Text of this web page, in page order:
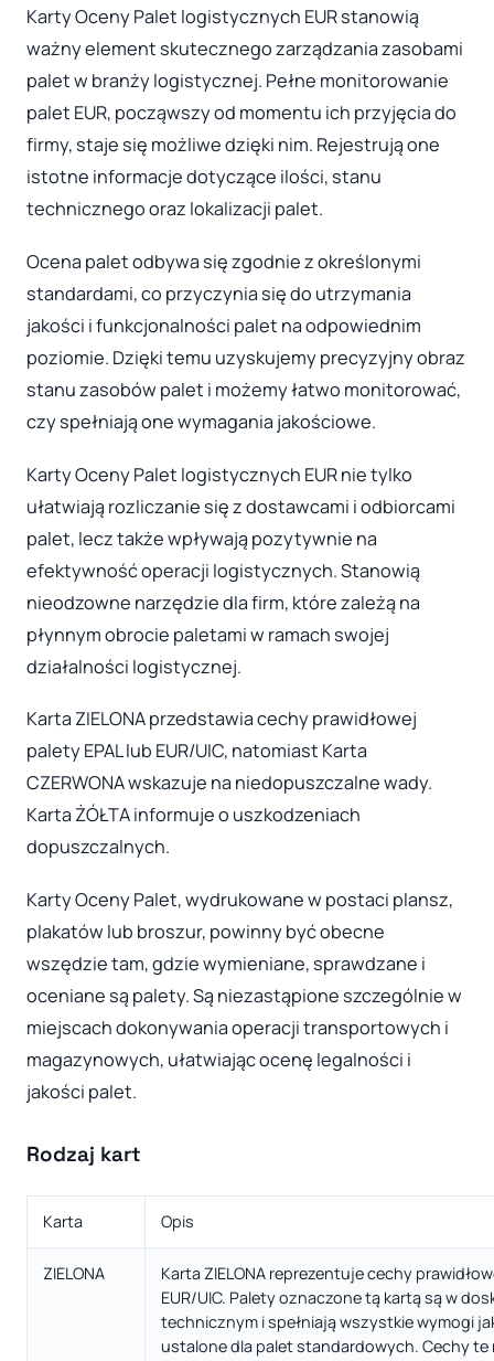
Karty Oceny Palet logistycznych EUR stanowią
ważny element skutecznego zarządzania zasobami
palet w branży logistycznej. Pełne monitorowanie
palet EUR, począwszy od momentu ich przyjęcia do
firmy, staje się możliwe dzięki nim. Rejestrują one
istotne informacje dotyczące ilości, stanu
technicznego oraz lokalizacji palet.
Ocena palet odbywa się zgodnie z określonymi
standardami, co przyczynia się do utrzymania
jakości i funkcjonalności palet na odpowiednim
poziomie. Dzięki temu uzyskujemy precyzyjny obraz
stanu zasobów palet i możemy łatwo monitorować,
czy spełniają one wymagania jakościowe.
Karty Oceny Palet logistycznych EUR nie tylko
ułatwiają rozliczanie się z dostawcami i odbiorcami
palet, lecz także wpływają pozytywnie na
efektywność operacji logistycznych. Stanowią
nieodzowne narzędzie dla firm, które zależą na
płynnym obrocie paletami w ramach swojej
działalności logistycznej.
Karta ZIELONA przedstawia cechy prawidłowej
palety EPAL lub EUR/UIC, natomiast Karta
CZERWONA wskazuje na niedopuszczalne wady.
Karta ŻÓŁTA informuje o uszkodzeniach
dopuszczalnych.
Karty Oceny Palet, wydrukowane w postaci plansz,
plakatów lub broszur, powinny być obecne
wszędzie tam, gdzie wymieniane, sprawdzane i
oceniane są palety. Są niezastąpione szczególnie w
miejscach dokonywania operacji transportowych i
magazynowych, ułatwiając ocenę legalności i
jakości palet.
Rodzaj kart
Karta Opis
ZIELONA
Karta ZIELONA reprezentuje cechy
EUR/UIC. Palety oznaczone tą kartą są w
technicznym i spełniają wszystkie wymogi
ustalone dla palet standardowych. Cechy te